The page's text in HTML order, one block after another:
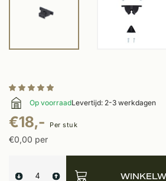
Op voorraadLevertijd: 2-3 werkdagen
€18,- Per stuk
€0,00 per